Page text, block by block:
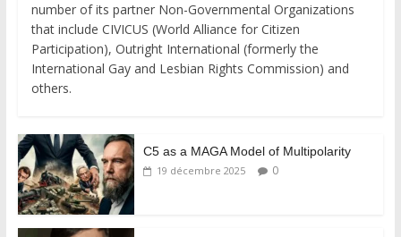
number of its partner Non-Governmental Organizations
that include CIVICUS (World Alliance for Citizen
Participation), Outright International (formerly the
International Gay and Lesbian Rights Commission) and
others.
C5 as a MAGA Model of Multipolarity
19 décembre 2025 0